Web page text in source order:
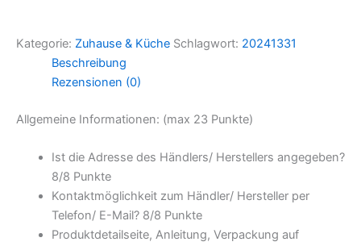
Kategorie: Zuhause & Küche Schlagwort: 20241331
Beschreibung
Rezensionen (0)
Allgemeine Informationen: (max 23 Punkte)
Ist die Adresse des Händlers/ Herstellers angegeben?
8/8 Punkte
Kontaktmöglichkeit zum Händler/ Hersteller per
Telefon/ E-Mail? 8/8 Punkte
Produktdetailseite, Anleitung, Verpackung auf